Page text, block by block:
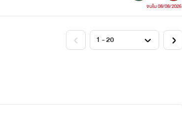
จบใน 08/08/2026